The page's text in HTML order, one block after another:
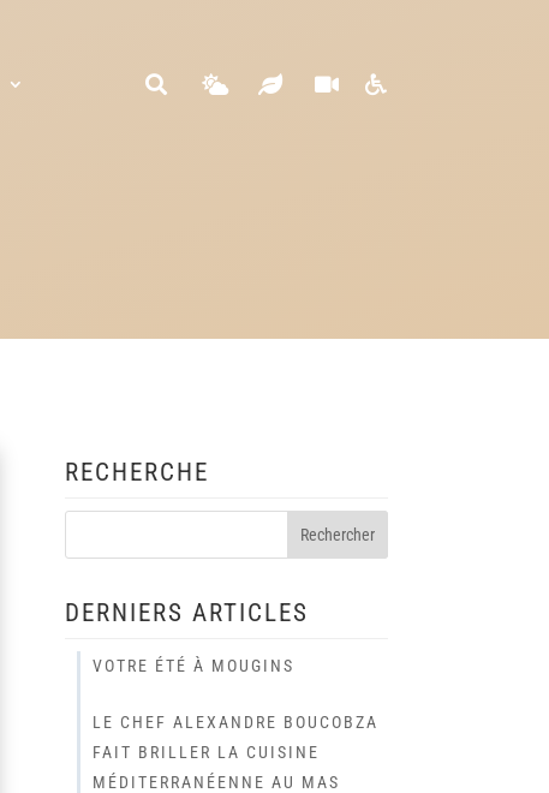
    
RECHERCHE
DERNIERS ARTICLES
VOTRE ÉTÉ À MOUGINS
LE CHEF ALEXANDRE BOUCOBZA
FAIT BRILLER LA CUISINE
MÉDITERRANÉENNE AU MAS